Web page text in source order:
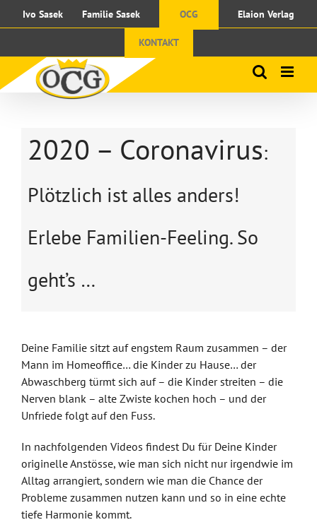
to
Ivo Sasek Familie Sasek OCG Elaion Verlag
KONTAKT
2020 – Coronavirus:
Plötzlich ist alles anders!
Erlebe Familien-Feeling. So
geht’s …
Deine Familie sitzt auf engstem Raum zusammen – der
Mann im Homeoffice… die Kinder zu Hause… der
Abwaschberg türmt sich auf – die Kinder streiten – die
Nerven blank – alte Zwiste kochen hoch – und der
Unfriede folgt auf den Fuss.
In nachfolgenden Videos findest Du für Deine Kinder
originelle Anstösse, wie man sich nicht nur irgendwie im
Alltag arrangiert, sondern wie man die Chance der
Probleme zusammen nutzen kann und so in eine echte
tiefe Harmonie kommt.